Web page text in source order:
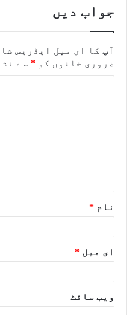
جواب دیں
آپ کا ای میل ایڈریس
ضروری خانوں کو * سے
نام *
ای میل *
ویب‌ سائٹ